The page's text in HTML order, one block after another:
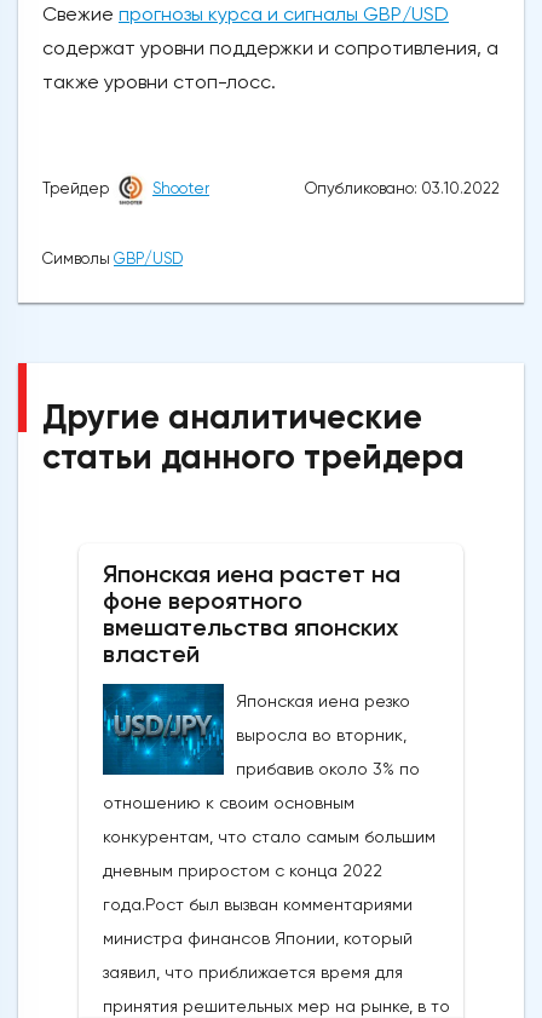
Свежие прогнозы курса и сигналы GBP/USD
содержат уровни поддержки и сопротивления, а
также уровни стоп-лосс.
Трейдер Shooter Опубликовано: 03.10.2022
Символы GBP/USD
Другие аналитические
статьи данного трейдера
Японская иена растет на
фоне вероятного
вмешательства японских
властей
Японская иена резко
выросла во вторник,
прибавив около 3% по
отношению к своим основным
конкурентам, что стало самым большим
дневным приростом с конца 2022
года.Рост был вызван комментариями
министра финансов Японии, который
заявил, что приближается время для
принятия решительных мер на рынке, в то